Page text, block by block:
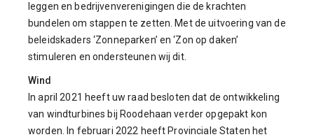
leggen en bedrijvenverenigingen die de krachten
bundelen om stappen te zetten. Met de uitvoering van de
beleidskaders ‘Zonneparken’ en ‘Zon op daken’
stimuleren en ondersteunen wij dit.
Wind
In april 2021 heeft uw raad besloten dat de ontwikkeling
van windturbines bij Roodehaan verder opgepakt kon
worden. In februari 2022 heeft Provinciale Staten het